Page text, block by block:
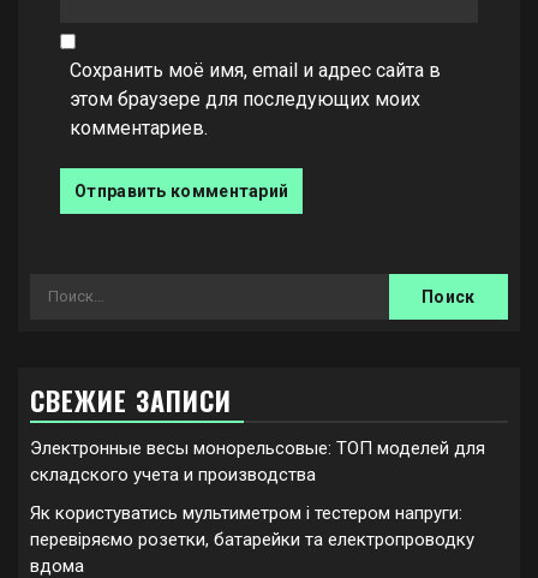
Сохранить моё имя, email и адрес сайта в
этом браузере для последующих моих
комментариев.
Найти:
СВЕЖИЕ ЗАПИСИ
Электронные весы монорельсовые: ТОП моделей для
складского учета и производства
Як користуватись мультиметром і тестером напруги:
перевіряємо розетки, батарейки та електропроводку
вдома